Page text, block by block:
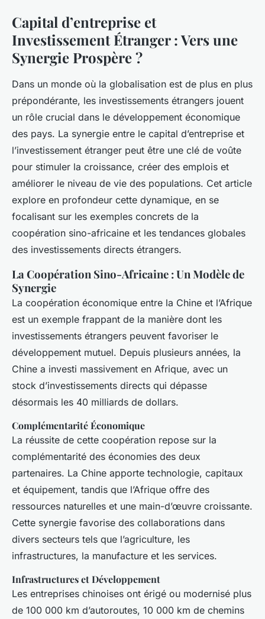
Capital d’entreprise et
Investissement Étranger : Vers une
Synergie Prospère ?
Dans un monde où la globalisation est de plus en plus
prépondérante, les investissements étrangers jouent
un rôle crucial dans le développement économique
des pays. La synergie entre le capital d’entreprise et
l’investissement étranger peut être une clé de voûte
pour stimuler la croissance, créer des emplois et
améliorer le niveau de vie des populations. Cet article
explore en profondeur cette dynamique, en se
focalisant sur les exemples concrets de la
coopération sino-africaine et les tendances globales
des investissements directs étrangers.
La Coopération Sino-Africaine : Un Modèle de
Synergie
La coopération économique entre la Chine et l’Afrique
est un exemple frappant de la manière dont les
investissements étrangers peuvent favoriser le
développement mutuel. Depuis plusieurs années, la
Chine a investi massivement en Afrique, avec un
stock d’investissements directs qui dépasse
désormais les 40 milliards de dollars.
Complémentarité Économique
La réussite de cette coopération repose sur la
complémentarité des économies des deux
partenaires. La Chine apporte technologie, capitaux
et équipement, tandis que l’Afrique offre des
ressources naturelles et une main-d’œuvre croissante.
Cette synergie favorise des collaborations dans
divers secteurs tels que l’agriculture, les
infrastructures, la manufacture et les services.
Infrastructures et Développement
Les entreprises chinoises ont érigé ou modernisé plus
de 100 000 km d’autoroutes, 10 000 km de chemins